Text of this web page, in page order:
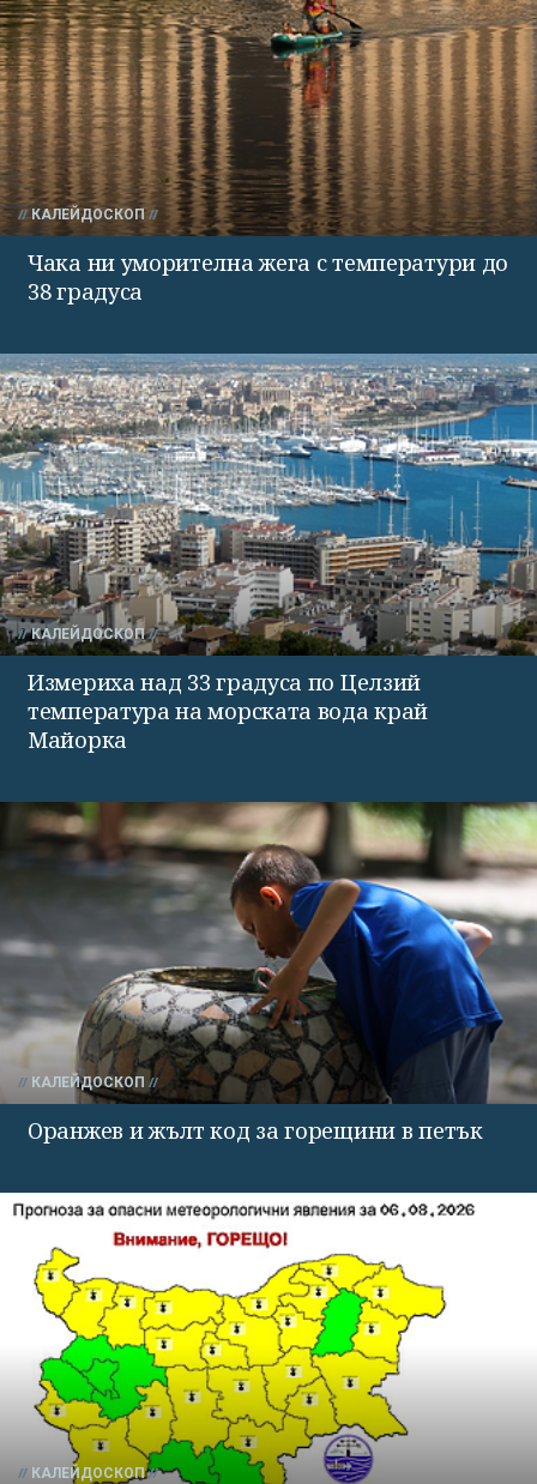
КАЛЕЙДОСКОП
Чака ни уморителна жега с температури до
38 градуса
КАЛЕЙДОСКОП
Измериха над 33 градуса по Целзий
температура на морската вода край
Майорка
КАЛЕЙДОСКОП
Оранжев и жълт код за горещини в петък
КАЛЕЙДОСКОП